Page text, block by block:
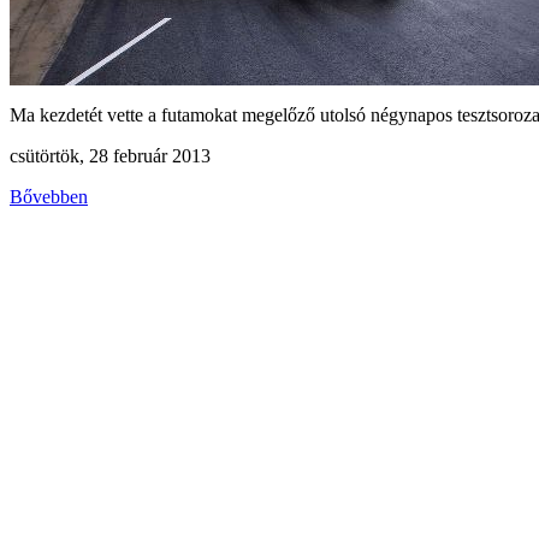
Ma kezdetét vette a futamokat megelőző utolsó négynapos
csütörtök, 28 február 2013
Bővebben